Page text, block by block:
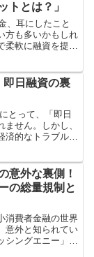
トとは？」
、耳にしたこと
方も多いかもしれ
柔軟に融資を提供
即日融資の裏
とって、「即日
せん。しかし、
的なトラブルに
意外な裏側！
の総量規制と
消費者金融の世界
意外と知られてい
シングエニー」と